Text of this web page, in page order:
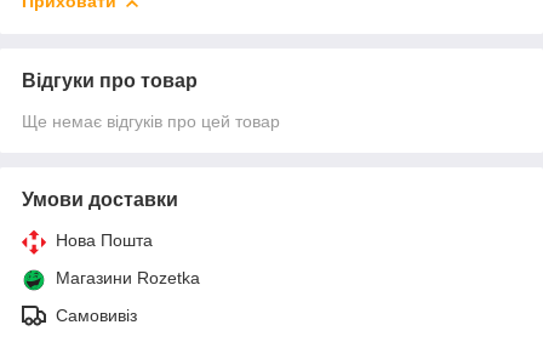
Відгуки про товар
Ще немає відгуків про цей товар
Умови доставки
Нова Пошта
Магазини Rozetka
Самовивіз